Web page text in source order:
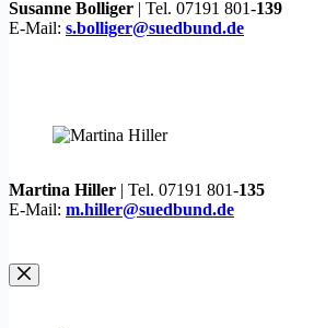
Susanne Bolliger | Tel. 07191 801-139
E-Mail: s.bolliger@suedbund.de
Martina Hiller | Tel. 07191 801-135
E-Mail: m.hiller@suedbund.de